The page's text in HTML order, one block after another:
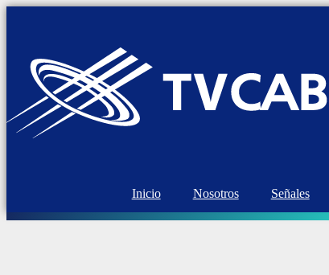
Inicio Nosotros Señales